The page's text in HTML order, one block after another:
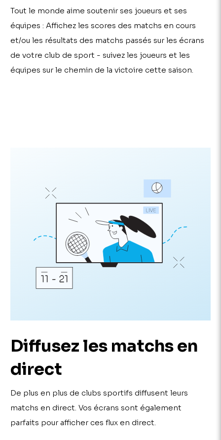
Tout le monde aime soutenir ses joueurs et ses
équipes : Affichez les scores des matchs en cours
et/ou les résultats des matchs passés sur les écrans
de votre club de sport - suivez les joueurs et les
équipes sur le chemin de la victoire cette saison.
Diffusez les matchs en
direct
De plus en plus de clubs sportifs diffusent leurs
matchs en direct. Vos écrans sont également
parfaits pour afficher ces flux en direct.